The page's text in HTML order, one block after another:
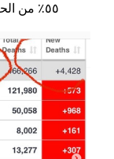
٥٥٪؜ من الحالات المصابه و 70٪؜ من الوفيات )